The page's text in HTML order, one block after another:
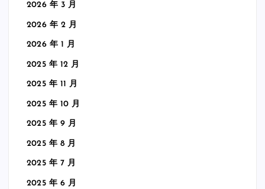
2026 年 3 月
2026 年 2 月
2026 年 1 月
2025 年 12 月
2025 年 11 月
2025 年 10 月
2025 年 9 月
2025 年 8 月
2025 年 7 月
2025 年 6 月